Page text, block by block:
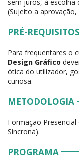
sem juros, à escolha
(Sujeito a
PRÉ-REQUISITOS
Para frequentares o
Design Gráfico
ótica do utilizador,
curiosa.
METODOLOGIA
Formação
Síncrona).
PROGRAMA